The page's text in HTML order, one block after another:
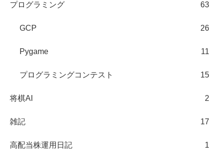
プログラミング 63
GCP 26
Pygame 11
プログラミングコンテスト 15
将棋AI 2
雑記 17
高配当株運用日記 1